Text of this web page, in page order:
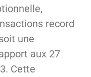
record
une
aux 27
Cette